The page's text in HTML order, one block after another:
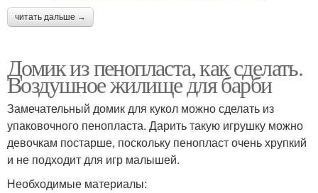
читать дальше →
Домик из пенопласта, как сделать.
Воздушное жилище для барби
Замечательный домик для кукол можно сделать из
упаковочного пенопласта. Дарить такую игрушку можно
девочкам постарше, поскольку пенопласт очень хрупкий
и не подходит для игр малышей.
Необходимые материалы: